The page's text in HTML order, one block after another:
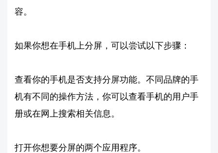
容。
如果你想在手机上分屏，可以尝试以下步骤：
查看你的手机是否支持分屏功能。不同品牌的手
机有不同的操作方法，你可以查看手机的用户手
册或在网上搜索相关信息。
打开你想要分屏的两个应用程序。